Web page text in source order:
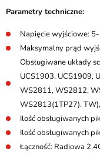
Parametry techniczne:
Napięcie wyjściowe:
Maksymalny prąd
Obsługiwane układy
UCS1903, UCS1909,
WS2811, WS2812,
WS2813(1TP27).
Ilość obsługiwanych
Ilość obsługiwanych
Łączność: Radiowa